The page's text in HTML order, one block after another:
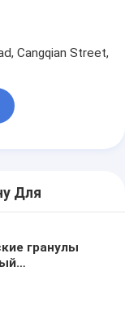
Cangqian Street,
Для
гранулы